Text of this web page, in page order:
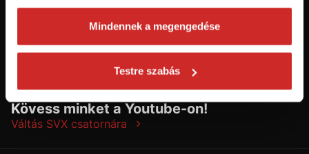
Mindennek a megengedése
Testre szabás
Kövess minket a Youtube-on!
Váltás SVX csatornára